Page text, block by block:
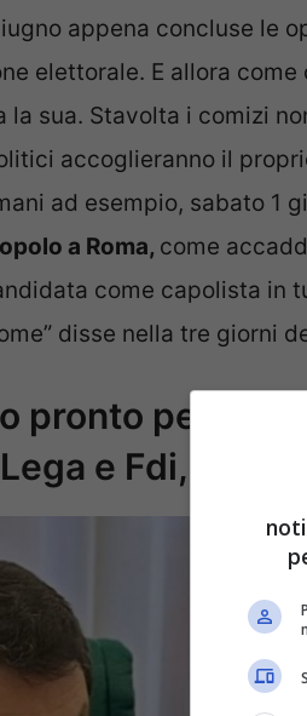
appena concluse le
elettorale. E allora
sua. Stavolta i comizi
accoglieranno il
ad esempio, sabato 1
a Roma, come
come capolista in
disse nella tre giorni
pronto per i
e Fdi, da